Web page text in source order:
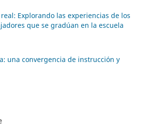
Explorando las experiencias de los
que se gradúan en la escuela
una convergencia de instrucción y